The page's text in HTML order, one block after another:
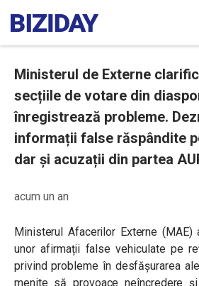
Ministerul de Externe
secțiile de votare din
înregistrează probleme.
informații false răspândite
dar și acuzații din partea
acum un an
Ministerul Afacerilor Externe (MAE)
unor afirmații false vehiculate pe
privind probleme în desfășurarea
menite să provoace neîncredere